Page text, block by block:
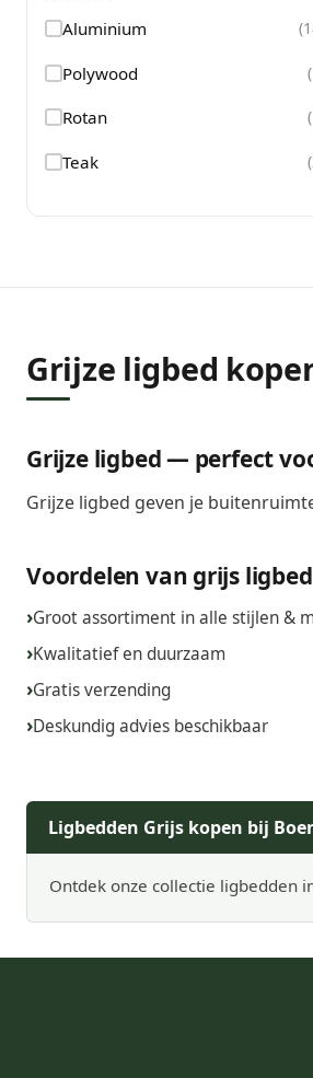
Aluminium (
Polywood (
Rotan (
Teak (
Grijze ligbed
Grijze ligbed — perfect
Grijze ligbed geven je
Voordelen van grijs
Groot assortiment in alle stijlen &
Kwalitatief en duurzaam
Gratis verzending
Deskundig advies beschikbaar
Ligbedden Grijs kopen bij
Ontdek onze collectie ligbedden